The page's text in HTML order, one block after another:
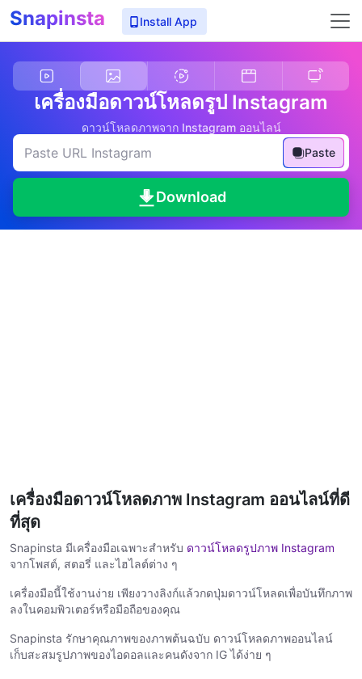
Snapinsta Install App
เครื่องมือดาวน์โหลดรูป Instagram
ดาวน์โหลดภาพจาก Instagram ออนไลน์
Paste
Download
เครื่องมือดาวน์โหลดภาพ Instagram ออนไลน์ที่ดี
ที่สุด
Snapinsta มีเครื่องมือเฉพาะสำหรับ ดาวน์โหลดรูปภาพ Instagram
จากโพสต์, สตอรี่ และไฮไลต์ต่าง ๆ
เครื่องมือนี้ใช้งานง่าย เพียงวางลิงก์แล้วกดปุ่มดาวน์โหลดเพื่อบันทึกภาพ
ลงในคอมพิวเตอร์หรือมือถือของคุณ
Snapinsta รักษาคุณภาพของภาพต้นฉบับ ดาวน์โหลดภาพออนไลน์
เก็บสะสมรูปภาพของไอดอลและคนดังจาก IG ได้ง่าย ๆ